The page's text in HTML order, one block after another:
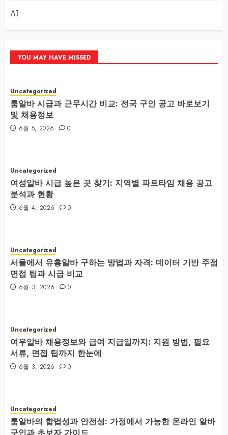
AI
YOU MAY HAVE MISSED
Uncategorized
룸알바 시급과 근무시간 비교: 전국 구인 공고 바로보기
및 채용정보
6월 5, 2026 0
Uncategorized
여성알바 시급 높은 곳 찾기: 지역별 파트타임 채용 공고
분석과 현황
6월 4, 2026 0
Uncategorized
서울에서 유흥알바 구하는 방법과 자격: 데이터 기반 주점
면접 팁과 시급 비교
6월 3, 2026 0
Uncategorized
여우알바 채용정보와 급여 지급일까지: 지원 방법, 필요
서류, 면접 팁까지 한눈에
6월 3, 2026 0
Uncategorized
룸알바의 합법성과 안전성: 가정에서 가능한 온라인 알바